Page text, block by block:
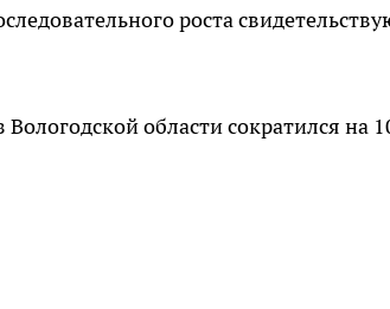
роста
Вологодской области сократился на